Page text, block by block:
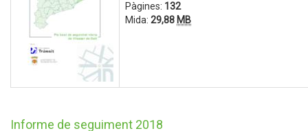
Pàgines: 132
Mida: 29,88 MB
Informe de seguiment 2018